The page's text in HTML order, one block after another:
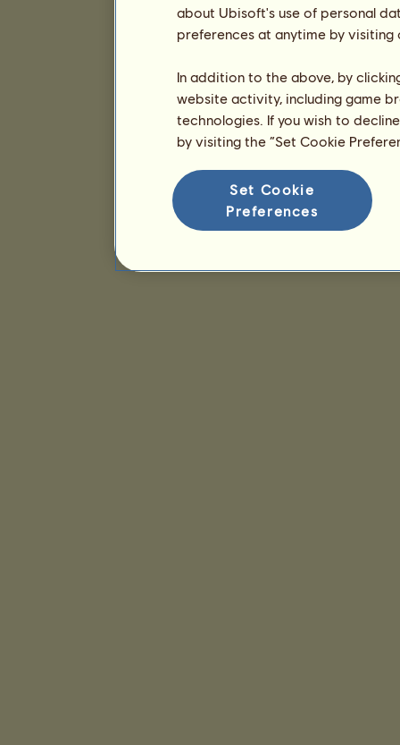
about Ubisoft's use of personal
preferences at anytime by
In addition to the above, by
website activity, including game
technologies. If you wish to
by visiting the “Set Cookie
Set Cookie
Preferences